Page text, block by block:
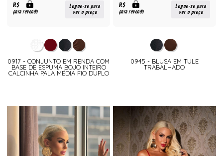
R$
para revenda
Logue-se para
ver o preço
0917 - CONJUNTO EM RENDA COM
BASE DE ESPUMA BOJO INTEIRO
CALCINHA PALA MÉDIA FIO DUPLO
R$
para revenda
Logue-se para
ver o preço
0945 - BLUSA EM TULE
TRABALHADO